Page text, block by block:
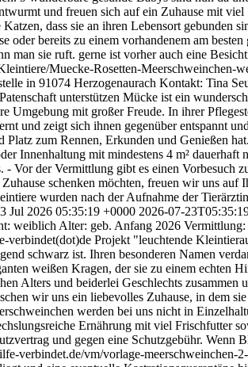
und freuen sich auf ein Zuhause mit
dass sie an ihren Lebensort gebunden
bereits zu einem vorhandenem am
man sie ruft. gerne ist vorher auch eine
Muecke-Rosetten-Meerschweinchen-
in 91074 Herzogenaurach Kontakt: Tina
unterstützen Mücke ist ein
Umgebung mit großer Freude. In ihrer
und zeigt sich ihnen gegenüber entspannt
zum Rennen, Erkunden und Genießen
Innenhaltung mit mindestens 4 m²
Vor der Vermittlung gibt es einen
schenken möchten, freuen wir uns
wurden nach der Aufnahme der
Jul 2026 05:35:19 +0000 2026-07-
weiblich Alter: geb. Anfang 2026
Projekt "leuchtende
schwarz ist. Ihren besonderen Namen
weißen Kragen, der sie zu einem echten
Alters und beiderlei Geschlechts
wir uns ein liebevolles Zuhause, in dem
werden bei uns nicht in
Ernährung mit viel Frischfutter
und gegen eine Schutzgebühr. Wenn
verbindet.de/vm/vorlage-